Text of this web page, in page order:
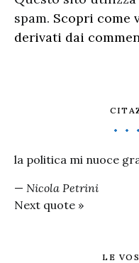
spam. Scopri come
derivati dai
la politica mi nuoce
— Nicola Petrini
Next quote »
LE